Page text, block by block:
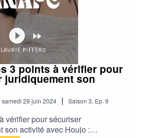
3 points à vérifier pour
juridiquement son
samedi 29 juin 2024 | Saison 3, Ep. 9
vérifier pour sécuriser
son activité avec Houjo :